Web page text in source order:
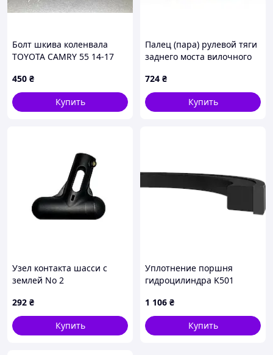
Болт шкива коленвала
TOYOTA CAMRY 55 14-17
450 ₴
Купить
Палец (пара) рулевой тяги
заднего моста вилочного
3EB2451280
724 ₴
Купить
Узел контакта шасси с
землей No 2
292 ₴
Купить
Уплотнение поршня
гидроцилиндра K501
Kastas, 150, 129, NBR+PA,
129.00, 150.00
1 106 ₴
Купить